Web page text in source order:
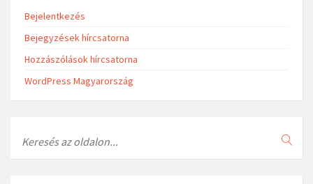
Bejelentkezés
Bejegyzések hírcsatorna
Hozzászólások hírcsatorna
WordPress Magyarország